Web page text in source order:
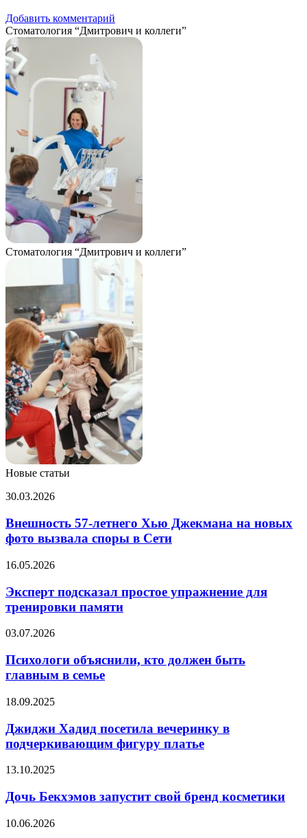
Добавить комментарий
Стоматология “Дмитрович и коллеги”
Стоматология “Дмитрович и коллеги”
Новые статьи
Внешность
летнего
Хью
Джекмана
новых
вызвала
споры
Сети
30.03.2026
Внешность 57-летнего Хью Джекмана на новых
фото вызвала споры в Сети
Эксперт
простое
упражнение
для
памяти
16.05.2026
Эксперт подсказал простое упражнение для
тренировки памяти
Психологи
кто
должен
быть
в семье
03.07.2026
Психологи объяснили, кто должен быть
главным в семье
Джиджи
посетила
вечеринку
в
фигуру
18.09.2025
Джиджи Хадид посетила вечеринку в
подчеркивающим фигуру платье
Дочь
запустит
свой
бренд
косметики
13.10.2025
Дочь Бекхэмов запустит свой бренд косметики
В
10.06.2026